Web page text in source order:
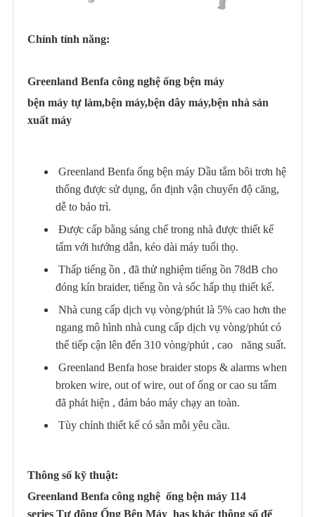
Chính tính năng:
Greenland Benfa công nghệ ống bện máy
bện máy tự làm,bện máy,bện dây máy,bện nhà sản
xuất máy
Greenland Benfa ống bện máy Dầu tắm bôi trơn hệ
thống được sử dụng, ổn định vận chuyển độ căng,
dễ to bảo trì.
Được cấp bằng sáng chế trong nhà được thiết kế
tấm với hướng dẫn, kéo dài máy tuổi thọ.
Thấp tiếng ồn , đã thử nghiệm tiếng ồn 78dB cho
đóng kín braider, tiếng ồn và sốc hấp thụ thiết kế.
Nhà cung cấp dịch vụ vòng/phút là 5% cao hơn the
ngang mô hình nhà cung cấp dịch vụ vòng/phút có
thể tiếp cận lên đến 310 vòng/phút , cao năng suất.
Greenland Benfa hose braider stops & alarms when
broken wire, out of wire, out of ống or cao su tấm
đã phát hiện , đảm bảo máy chạy an toàn.
Tùy chỉnh thiết kế có ​​sẵn mỗi yêu cầu.
Thông số kỹ thuật:
Greenland Benfa công nghệ ống bện máy 114
series Tự động Ống Bện Máyhas khác thông số để